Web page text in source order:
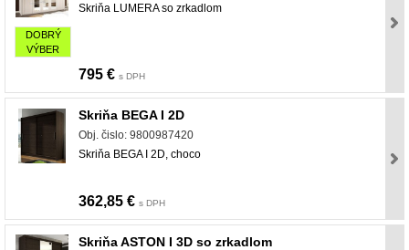
DOBRÝ
VÝBER
Skriňa LUMERA so zrkadlom
795 € s DPH
Skriňa BEGA I 2D
Obj. čislo: 9800987420
Skriňa BEGA I 2D, choco
362,85 € s DPH
Skriňa ASTON I 3D so zrkadlom